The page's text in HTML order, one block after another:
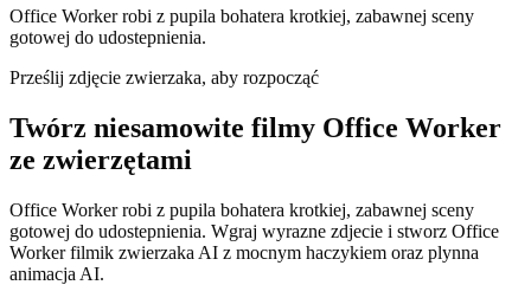
Office Worker robi z pupila bohatera krotkiej, zabawnej sceny
gotowej do udostepnienia.
Prześlij zdjęcie zwierzaka, aby rozpocząć
Twórz niesamowite filmy Office Worker
ze zwierzętami
Office Worker robi z pupila bohatera krotkiej, zabawnej sceny
gotowej do udostepnienia. Wgraj wyrazne zdjecie i stworz Office
Worker filmik zwierzaka AI z mocnym haczykiem oraz plynna
animacja AI.